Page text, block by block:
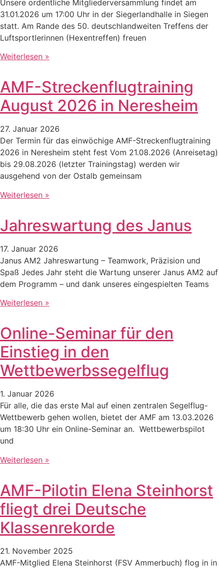
Unsere ordentliche Mitgliederversammlung findet am
31.01.2026 um 17:00 Uhr in der Siegerlandhalle in Siegen
statt. Am Rande des 50. deutschlandweiten Treffens der
Luftsportlerinnen (Hexentreffen) freuen
Weiterlesen »
AMF-Streckenflugtraining
August 2026 in Neresheim
27. Januar 2026
Der Termin für das einwöchige AMF-Streckenflugtraining
2026 in Neresheim steht fest Vom 21.08.2026 (Anreisetag)
bis 29.08.2026 (letzter Trainingstag) werden wir
ausgehend von der Ostalb gemeinsam
Weiterlesen »
Jahreswartung des Janus
17. Januar 2026
Janus AM2 Jahreswartung – Teamwork, Präzision und
Spaß Jedes Jahr steht die Wartung unserer Janus AM2 auf
dem Programm – und dank unseres eingespielten Teams
Weiterlesen »
Online-Seminar für den
Einstieg in den
Wettbewerbssegelflug
1. Januar 2026
Für alle, die das erste Mal auf einen zentralen Segelflug-
Wettbewerb gehen wollen, bietet der AMF am 13.03.2026
um 18:30 Uhr ein Online-Seminar an. Wettbewerbspilot
und
Weiterlesen »
AMF-Pilotin Elena Steinhorst
fliegt drei Deutsche
Klassenrekorde
21. November 2025
AMF-Mitglied Elena Steinhorst (FSV Ammerbuch) flog in in